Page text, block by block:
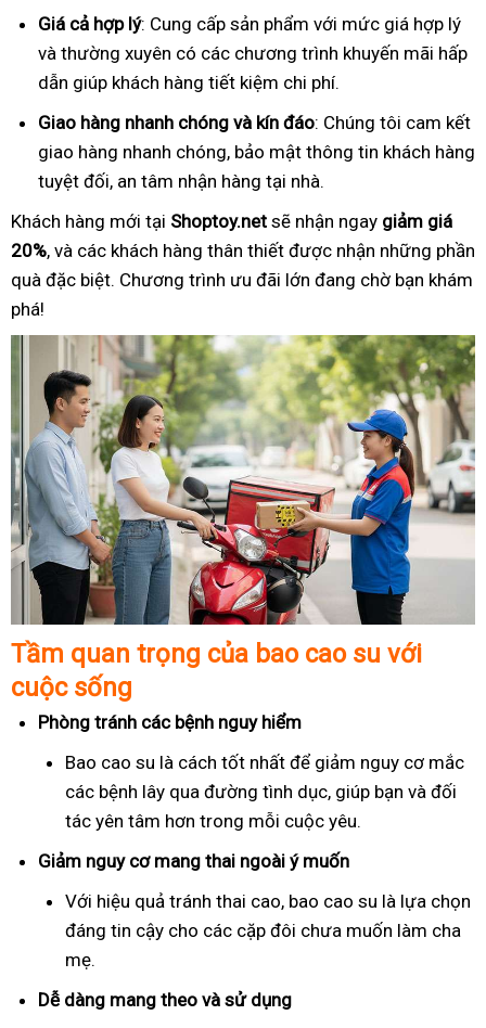
Giá cả hợp lý: Cung cấp sản phẩm với mức giá hợp lý
và thường xuyên có các chương trình khuyến mãi hấp
dẫn giúp khách hàng tiết kiệm chi phí.
Giao hàng nhanh chóng và kín đáo: Chúng tôi cam kết
giao hàng nhanh chóng, bảo mật thông tin khách hàng
tuyệt đối, an tâm nhận hàng tại nhà.
Khách hàng mới tại Shoptoy.net sẽ nhận ngay giảm giá
20%, và các khách hàng thân thiết được nhận những phần
quà đặc biệt. Chương trình ưu đãi lớn đang chờ bạn khám
phá!
Tầm quan trọng của bao cao su với
cuộc sống
Phòng tránh các bệnh nguy hiểm
Bao cao su là cách tốt nhất để giảm nguy cơ mắc
các bệnh lây qua đường tình dục, giúp bạn và đối
tác yên tâm hơn trong mỗi cuộc yêu.
Giảm nguy cơ mang thai ngoài ý muốn
Với hiệu quả tránh thai cao, bao cao su là lựa chọn
đáng tin cậy cho các cặp đôi chưa muốn làm cha
mẹ.
Dễ dàng mang theo và sử dụng